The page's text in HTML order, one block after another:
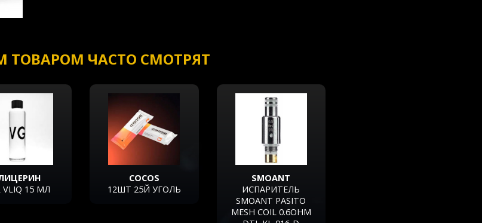
ТОВАРОМ ЧАСТО СМОТРЯТ
VLIQ 15 МЛ
COCOS
12ШТ 25Й УГОЛЬ
SMOANT
ИСПАРИТЕЛЬ
SMOANT PASITO
MESH COIL 0.6OHM